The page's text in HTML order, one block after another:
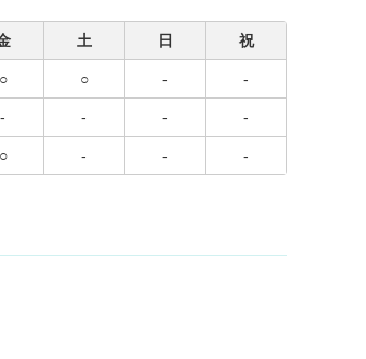
土 日 祝
○ ○ - -
- - - -
○ - - -